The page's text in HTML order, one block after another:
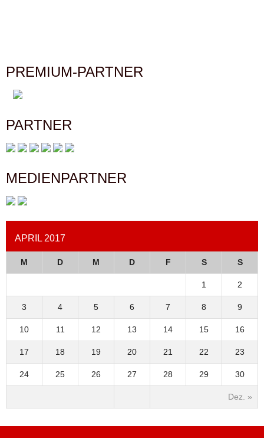
PREMIUM-PARTNER
PARTNER
MEDIENPARTNER
APRIL 2017
M D M D F S S
Dez. »
1 2
3 4 5 6 7 8 9
10 11 12 13 14 15 16
17 18 19 20 21 22 23
24 25 26 27 28 29 30